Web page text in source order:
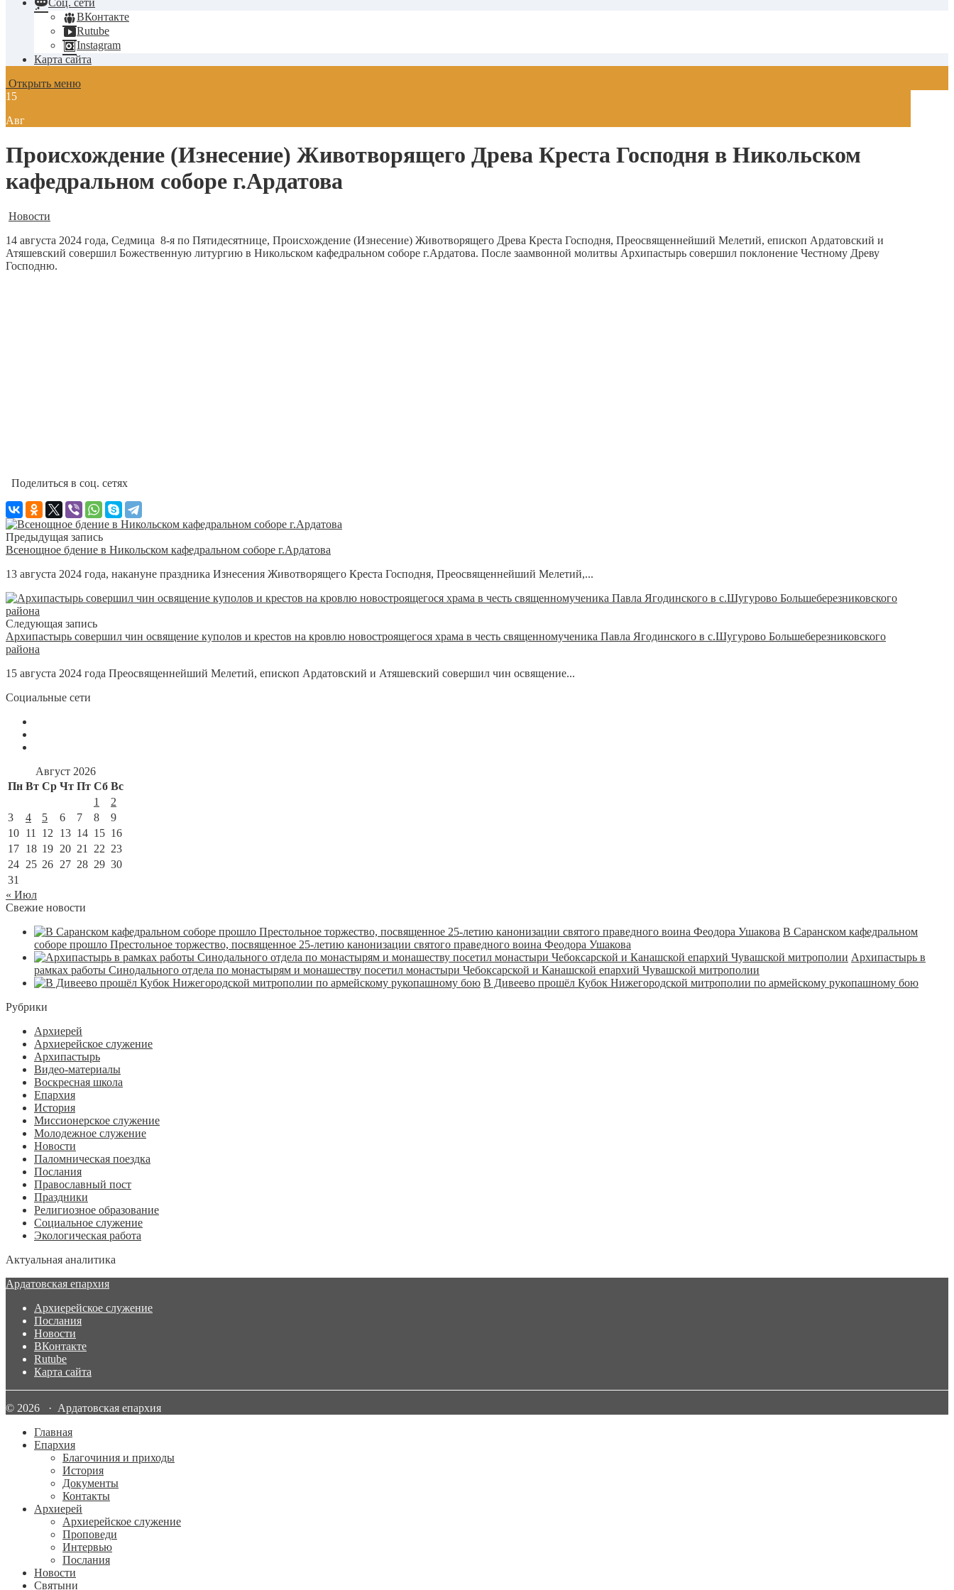
Соц. сети
ВКонтакте
Rutube
Instagram
Карта сайта
Открыть меню
15
Авг
Происхождение (Изнесение) Животворящего Древа Креста Господня в Никольском
кафедральном соборе г.Ардатова
Новости
14 августа 2024 года, Седмица 8-я по Пятидесятнице, Происхождение (Изнесение) Животворящего Древа Креста Господня, Преосвященнейший Мелетий, епископ Ардатовский и
Атяшевский совершил Божественную литургию в Никольском кафедральном соборе г.Ардатова. После заамвонной молитвы Архипастырь совершил поклонение Честному Древу
Господню.
Поделиться в соц. сетях
Предыдущая запись
Всенощное бдение в Никольском кафедральном соборе г.Ардатова
13 августа 2024 года, накануне праздника Изнесения Животворящего Креста Господня, Преосвященнейший Мелетий,...
Следующая запись
Архипастырь совершил чин освящение куполов и крестов на кровлю новостроящегося храма в честь священномученика Павла Ягодинского в с.Шугурово Большеберезниковского
района
15 августа 2024 года Преосвященнейший Мелетий, епископ Ардатовский и Атяшевский совершил чин освящение...
Социальные сети
Август 2026
Пн Вт Ср Чт Пт Сб Вс
1
2
3
4 5 6 7 8
9
10 11 12 13 14 15 16
17 18 19 20 21 22 23
24 25 26 27 28 29 30
31
« Июл
Свежие новости
В Саранском кафедральном
соборе прошло Престольное торжество, посвященное 25-летию канонизации святого праведного воина Феодора Ушакова
Архипастырь в
рамках работы Синодального отдела по монастырям и монашеству посетил монастыри Чебоксарской и Канашской епархий Чувашской митрополии
В Дивеево прошёл Кубок Нижегородской митрополии по армейскому рукопашному бою
Рубрики
Архиерей
Архиерейское служение
Архипастырь
Видео-материалы
Воскресная школа
Епархия
История
Миссионерское служение
Молодежное служение
Новости
Паломническая поездка
Послания
Православный пост
Праздники
Религиозное образование
Социальное служение
Экологическая работа
Актуальная аналитика
Ардатовская епархия
Архиерейское служение
Послания
Новости
ВКонтакте
Rutube
Карта сайта
© 2026 · Ардатовская епархия
Главная
Епархия
Благочиния и приходы
История
Документы
Контакты
Архиерей
Архиерейское служение
Проповеди
Интервью
Послания
Новости
Святыни